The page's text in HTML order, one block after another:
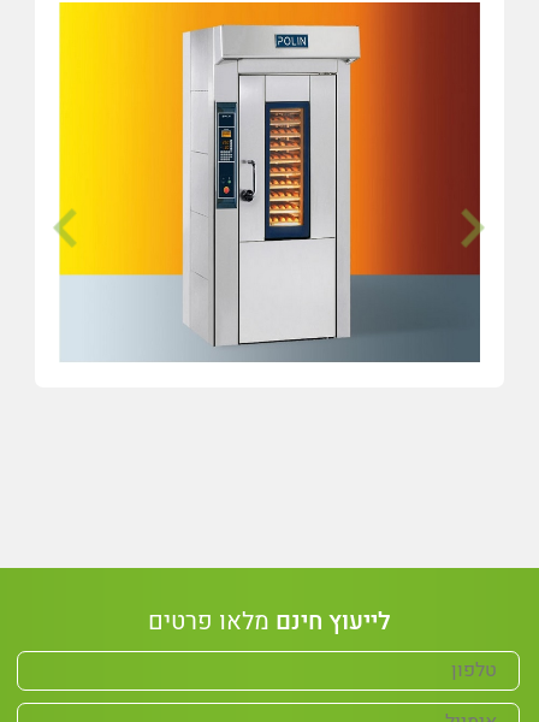
לייעוץ חינם מלאו פרטים